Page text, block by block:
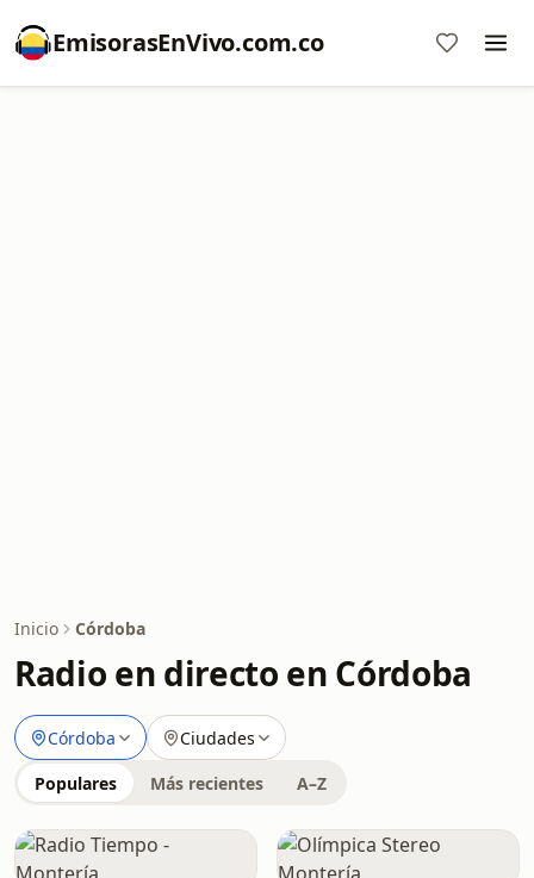
EmisorasEnVivo.com.co
Inicio Córdoba
Radio en directo en Córdoba
Córdoba Ciudades
Populares Más recientes A–Z